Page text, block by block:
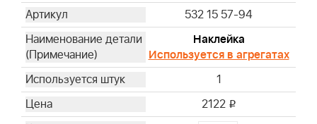
532 15 57-94
Наклейка
Используется в агрегатах
1
2122 i